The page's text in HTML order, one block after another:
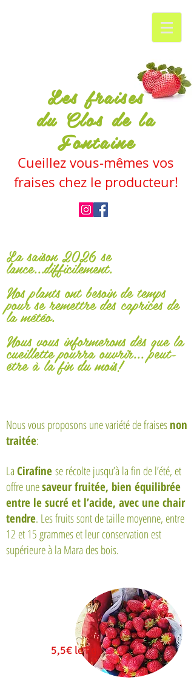
Les fraises
du Clos de la
Fontaine
Cueillez vous-mêmes vos
fraises chez le producteur!
La saison 2026 se
lance...difficilement.
Nos plants ont besoin de temps
pour se remettre des caprices de
la météo.
Nous vous informerons dès que la
cueillette pourra ouvrir... peut-
être à la fin du mois!
Nous vous proposons une variété de fraisesnon
traitée:
LaCirafinese récolte jusqu’à la fin de l’été, et
offre unesaveur fruitée, bien équilibrée
entre le sucré et l’acide, avec une chair
tendre. Les fruits sont de taille moyenne, entre
12 et 15 grammes et leur conservation est
supérieure à la Mara des bois.
5,5€ le kg